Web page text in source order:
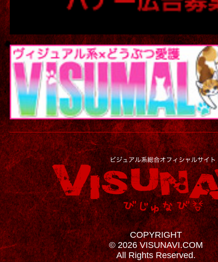
COPYRIGHT
© 2026 VISUNAVI.COM
All Rights Reserved.